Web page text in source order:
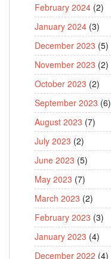
February 2024 (2)
January 2024 (3)
December 2023 (5)
November 2023 (2)
October 2023 (2)
September 2023 (6)
August 2023 (7)
July 2023 (2)
June 2023 (5)
May 2023 (7)
March 2023 (2)
February 2023 (3)
January 2023 (4)
December 2022 (4)